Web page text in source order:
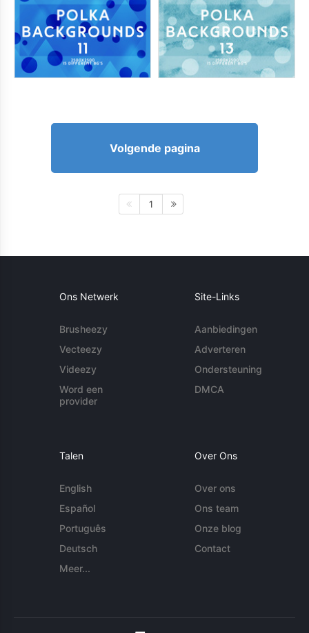
Volgende pagina
1
Ons Netwerk
Brusheezy
Vecteezy
Videezy
Word een
provider
Site-Links
Aanbiedingen
Adverteren
Ondersteuning
DMCA
Talen
English
Español
Português
Deutsch
Meer...
Over Ons
Over ons
Ons team
Onze blog
Contact